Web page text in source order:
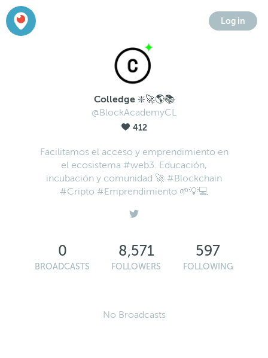
Log in
Colledge ❇️🚀🌎📚
@BlockAcademyCL
412
Facilitamos el acceso y emprendimiento en
el ecosistema #web3. Educación,
incubación y comunidad 🚀 #Blockchain
#Cripto #Emprendimiento 🌱💡💻
0
BROADCASTS
8,571
FOLLOWERS
597
FOLLOWING
No Broadcasts